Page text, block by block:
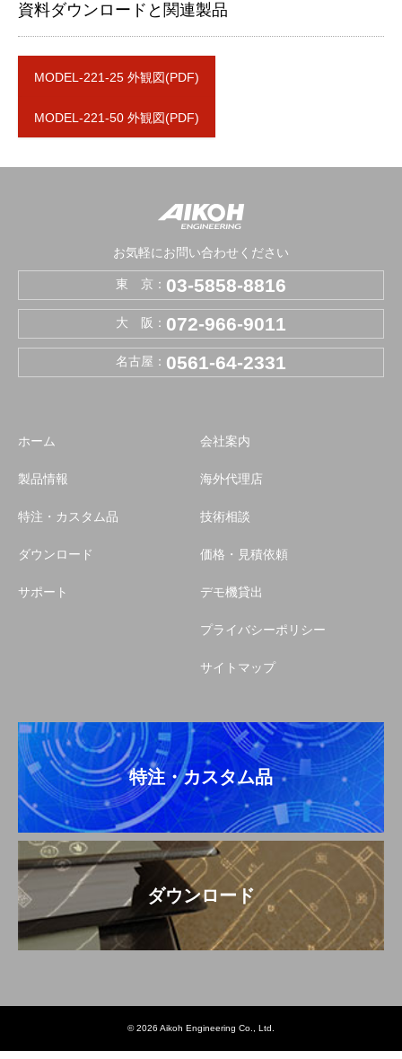
資料ダウンロードと関連製品
MODEL-221-25 外観図(PDF)
MODEL-221-50 外観図(PDF)
お気軽にお問い合わせください
東 京： 03-5858-8816
大 阪： 072-966-9011
名古屋： 0561-64-2331
ホーム
製品情報
特注・カスタム品
ダウンロード
サポート
会社案内
海外代理店
技術相談
価格・見積依頼
デモ機貸出
プライバシーポリシー
サイトマップ
特注・カスタム品
ダウンロード
© 2026 Aikoh Engineering Co., Ltd.